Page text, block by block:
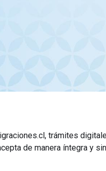
trámites
de manera íntegra y